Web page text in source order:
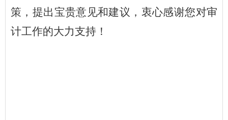
策，提出宝贵意见和建议，衷心感谢您对审
计工作的大力支持！